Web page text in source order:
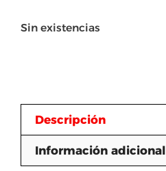
Sin existencias
Descripción
Información adicional